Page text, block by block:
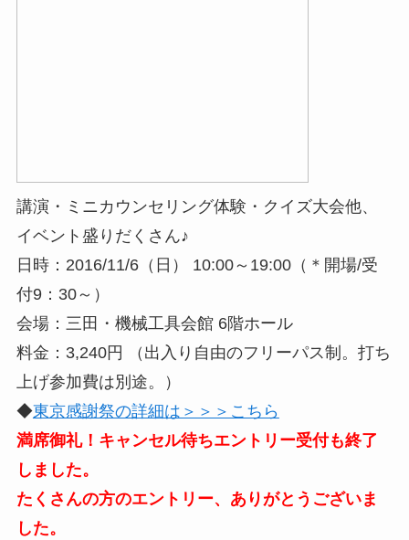
講演・ミニカウンセリング体験・クイズ大会他、
イベント盛りだくさん♪
日時：2016/11/6（日） 10:00～19:00（＊開場/受
付9：30～）
会場：三田・機械工具会館 6階ホール
料金：3,240円 （出入り自由のフリーパス制。打ち
上げ参加費は別途。）
◆東京感謝祭の詳細は＞＞＞こちら
満席御礼！キャンセル待ちエントリー受付も終了
しました。
たくさんの方のエントリー、ありがとうございま
した。